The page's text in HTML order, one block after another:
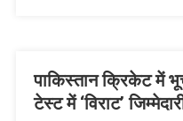
वायरल:
क्रिकेट
जगत
पाकिस्तान क्रिकेट में
टेस्ट में ‘विराट’